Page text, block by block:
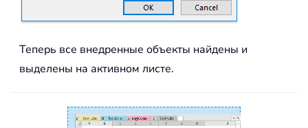
Теперь все внедренные объекты найдены и
выделены на активном листе.